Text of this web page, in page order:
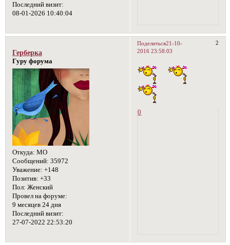
Последний визит:
08-01-2026 10:40:04
Поделиться 2
21-10-
2016 23:58:03
Герберка
Гуру форума
Откуда: МО
Сообщений: 35972
Уважение: +148
Позитив: +33
Пол: Женский
Провел на форуме:
9 месяцев 24 дня
Последний визит:
27-07-2022 22:53:20
0